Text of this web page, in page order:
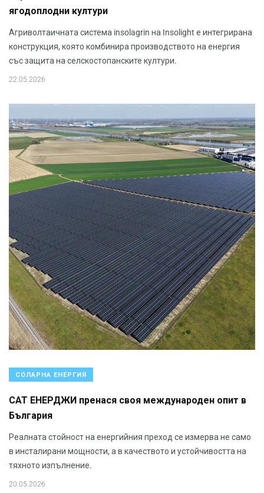
ягодоплодни култури
Агриволтаичната система insolagrin на Insolight е интегрирана
конструкция, която комбинира производството на енергия
със защита на селскостопанските култури.
22.05.2026
СОЛАРНА ЕНЕРГИЯ
САТ ЕНЕРДЖИ пренася своя международен опит в
България
Реалната стойност на енергийния преход се измерва не само
в инсталирани мощности, а в качеството и устойчивостта на
тяхното изпълнение.
20.05.2026